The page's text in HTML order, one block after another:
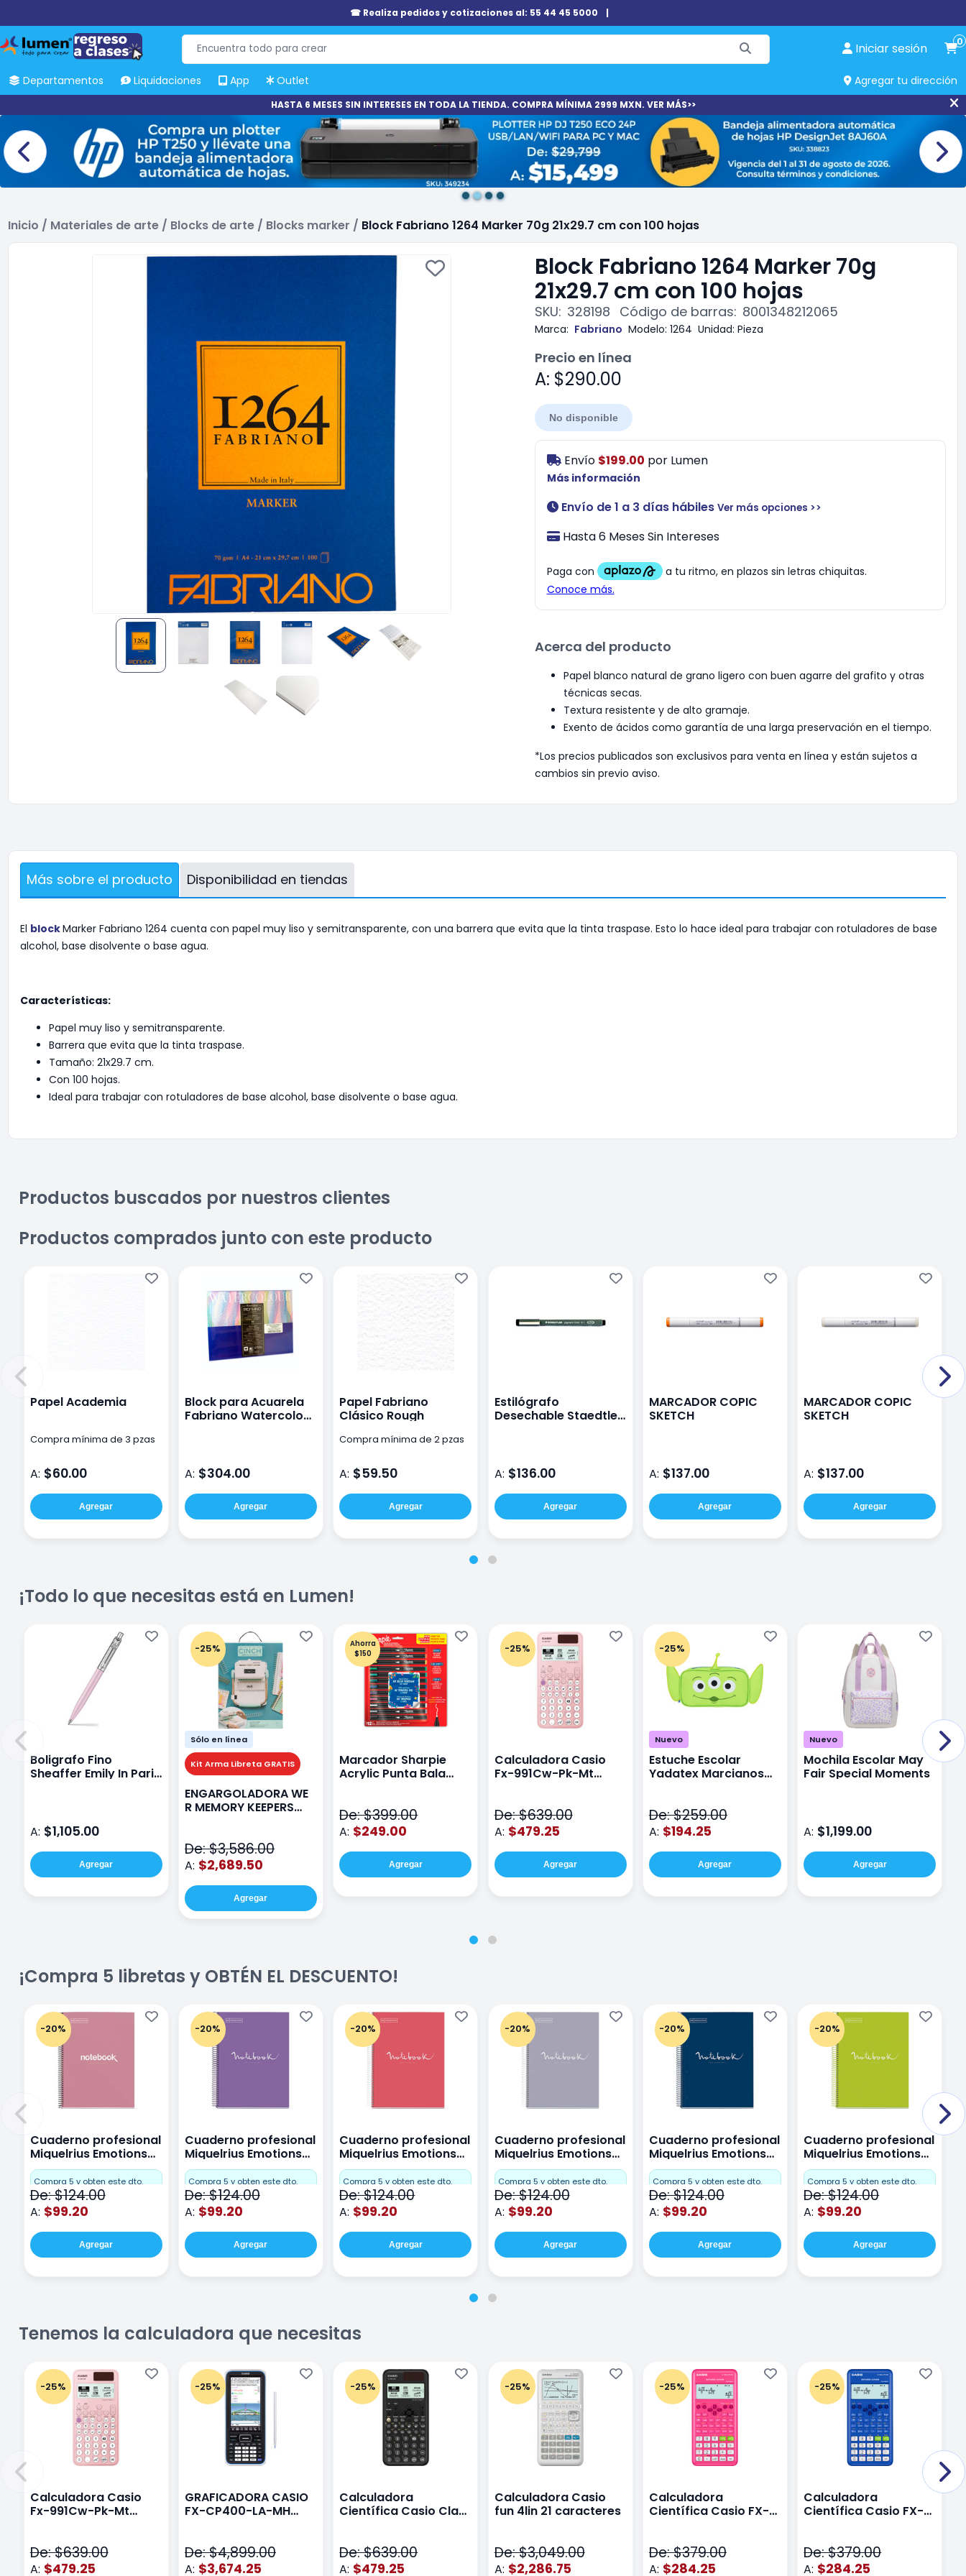
☎ Realiza pedidos y cotizaciones al: 55 44 45 5000 |
Iniciar sesión 0
Departamentos Liquidaciones App Outlet Agregar tu dirección
HASTA 6 MESES SIN INTERESES EN TODA LA TIENDA. COMPRA MÍNIMA 2999 MXN. VER MÁS>>
Inicio / Materiales de arte / Blocks de arte / Blocks marker / Block Fabriano 1264 Marker 70g 21x29.7 cm con 100 hojas
Block Fabriano 1264 Marker 70g
21x29.7 cm con 100 hojas
SKU: 328198 Código de barras: 8001348212065
Marca: Fabriano Modelo: 1264 Unidad: Pieza
Precio en línea
A: $290.00
No disponible
Envío $199.00 por Lumen
Más información
Envío de 1 a 3 días hábiles Ver más opciones >>
Hasta 6 Meses Sin Intereses
Acerca del producto
Papel blanco natural de grano ligero con buen agarre del grafito y otras
técnicas secas.
Textura resistente y de alto gramaje.
Exento de ácidos como garantía de una larga preservación en el tiempo.
*Los precios publicados son exclusivos para venta en línea y están sujetos a
cambios sin previo aviso.
Más sobre el producto Disponibilidad en tiendas
El blockMarker Fabriano 1264 cuenta con papel muy liso y semitransparente, con una barrera que evita que la tinta traspase. Esto lo hace ideal para trabajar con rotuladores de base
alcohol, base disolvente o base agua.
Características:
Papel muy liso y semitransparente.
Barrera que evita que la tinta traspase.
Tamaño: 21x29.7 cm.
Con 100 hojas.
Ideal para trabajar con rotuladores de base alcohol, base disolvente o base agua.
Productos buscados por nuestros clientes
Productos comprados junto con este producto
Papel Academia
Compra mínima de 3 pzas
A: $60.00
Agregar
Block para Acuarela
Fabriano Watercolour
A: $304.00
Agregar
Papel Fabriano
Clásico Rough
Compra mínima de 2 pzas
A: $59.50
Agregar
Estilógrafo
Desechable Staedtler
A: $136.00
Agregar
MARCADOR COPIC
SKETCH
A: $137.00
Agregar
MARCADOR COPIC
SKETCH
A: $137.00
Agregar
¡Todo lo que necesitas está en Lumen!
Boligrafo Fino
Sheaffer Emily In Paris
A: $1,105.00
Agregar
-25%
Sólo en línea
Kit Arma Libreta GRATIS
ENGARGOLADORA WE
R MEMORY KEEPERS
De: $3,586.00
A: $2,689.50
Agregar
Ahorra
$150
Marcador Sharpie
Acrylic Punta Bala
De: $399.00
A: $249.00
Agregar
-25%
Calculadora Casio
Fx-991Cw-Pk-Mt
De: $639.00
A: $479.25
Agregar
-25%
Nuevo
Estuche Escolar
Yadatex Marcianos
De: $259.00
A: $194.25
Agregar
Nuevo
Mochila Escolar May
Fair Special Moments
A: $1,199.00
Agregar
¡Compra 5 libretas y OBTÉN EL DESCUENTO!
-20%
Cuaderno profesional
Miquelrius Emotions
Cuadro Chico 80
hojas Rosa
Compra 5 y obten este dto.
De: $124.00
A: $99.20
Agregar
-20%
Cuaderno profesional
Miquelrius Emotions
raya 80 hojas Purpura
Compra 5 y obten este dto.
De: $124.00
A: $99.20
Agregar
-20%
Cuaderno profesional
Miquelrius Emotions
raya 80 hojas Coral
Compra 5 y obten este dto.
De: $124.00
A: $99.20
Agregar
-20%
Cuaderno profesional
Miquelrius Emotions
raya 80 hojas Gris
Compra 5 y obten este dto.
De: $124.00
A: $99.20
Agregar
-20%
Cuaderno profesional
Miquelrius Emotions
Dots 80 hojas
Compra 5 y obten este dto.
De: $124.00
A: $99.20
Agregar
-20%
Cuaderno profesional
Miquelrius Emotions
Dots 80 hojas Lima
Compra 5 y obten este dto.
De: $124.00
A: $99.20
Agregar
Tenemos la calculadora que necesitas
-25%
Calculadora Casio
Fx-991Cw-Pk-Mt
De: $639.00
A: $479.25
-25%
GRAFICADORA CASIO
FX-CP400-LA-MH
De: $4,899.00
A: $3,674.25
-25%
Calculadora
Científica Casio Class
De: $639.00
A: $479.25
-25%
Calculadora Casio
fun 4lin 21 caracteres
De: $3,049.00
A: $2,286.75
-25%
Calculadora
Científica Casio FX-
De: $379.00
A: $284.25
-25%
Calculadora
Científica Casio FX-
De: $379.00
A: $284.25